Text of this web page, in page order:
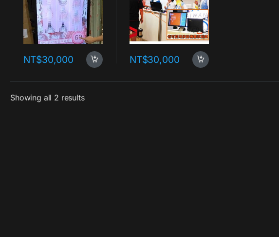
NT$30,000 NT$30,000
Showing all 2 results